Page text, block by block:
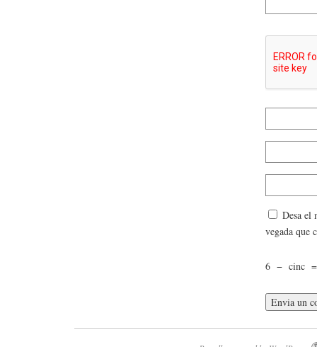
Desa el
vegada que
6 − cinc